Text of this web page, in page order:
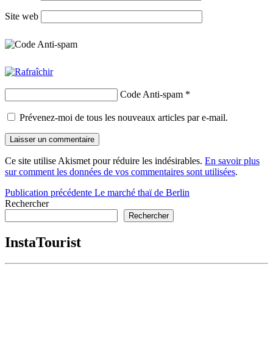
Site web
Code Anti-spam *
Prévenez-moi de tous les nouveaux articles par e-mail.
Ce site utilise Akismet pour réduire les indésirables. En savoir plus
sur comment les données de vos commentaires sont utilisées.
Navigation
de
Publication précédente Le marché thaï de Berlin
Rechercher
Rechercher
InstaTourist